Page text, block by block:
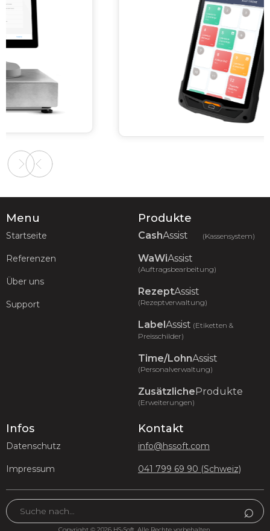
Slide 2 of 2.
Menu
Startseite
Referenzen
Über uns
Support
Produkte
CashAssist (Kassensystem)
WaWiAssist
(Auftragsbearbeitung)
RezeptAssist
(Rezeptverwaltung)
LabelAssist (Etiketten &
Preisschilder)
Time/LohnAssist
(Personalverwaltung)
ZusätzlicheProdukte
(Erweiterungen)
Infos
Datenschutz
Impressum
Kontakt
info@hssoft.com
041 799 69 90 (Schweiz)
Copyright © 2026 HS-Soft. Alle Rechte vorbehalten.